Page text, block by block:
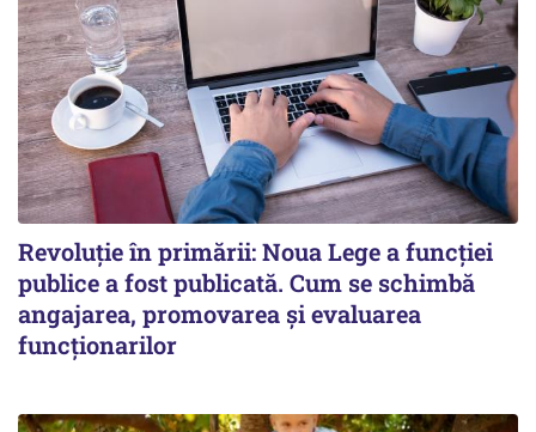
Revoluție în primării: Noua Lege a funcției
publice a fost publicată. Cum se schimbă
angajarea, promovarea și evaluarea
funcționarilor